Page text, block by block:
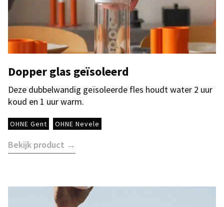
Dopper glas geïsoleerd
Deze dubbelwandig geïsoleerde fles houdt water 2 uur
koud en 1 uur warm.
OHNE Gent OHNE Nevele
Bekijk product →